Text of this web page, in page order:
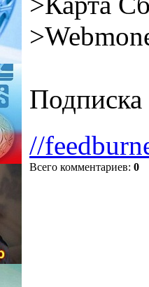
Подписка
//
Всего комментариев: 0